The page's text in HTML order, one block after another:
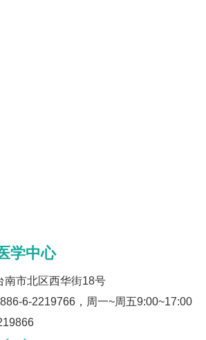
学中心
南市北区西华街18号
6-2219766，周一~周五9:00~17:00